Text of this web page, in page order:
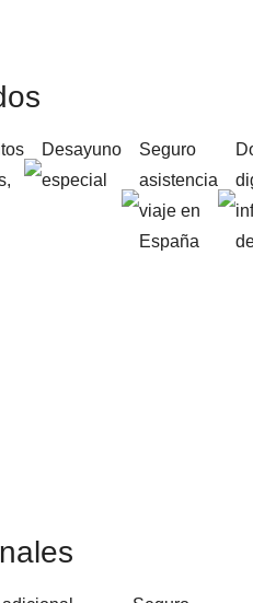
Desayuno
especial
Seguro
asistencia
viaje en
España